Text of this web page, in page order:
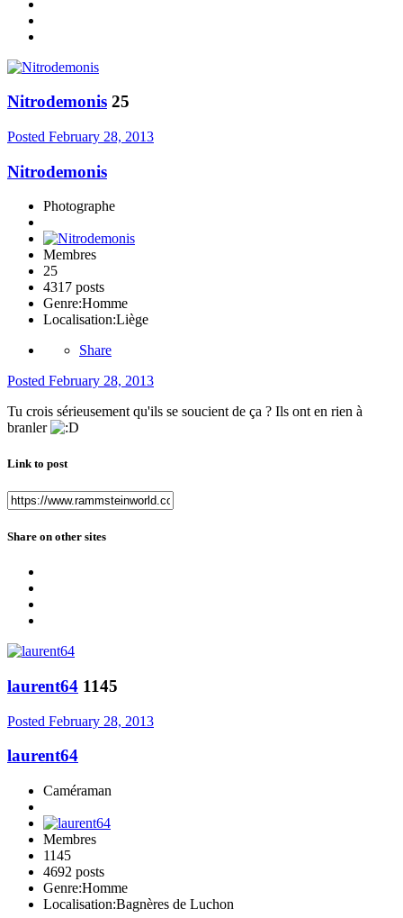
Nitrodemonis 25
Posted February 28, 2013
Nitrodemonis
Photographe
Membres
25
4317 posts
Genre:Homme
Localisation:Liège
Share
Posted February 28, 2013
Tu crois sérieusement qu'ils se soucient de ça ? Ils ont en rien à
branler
Link to post
Share on other sites
laurent64 1145
Posted February 28, 2013
laurent64
Caméraman
Membres
1145
4692 posts
Genre:Homme
Localisation:Bagnères de Luchon